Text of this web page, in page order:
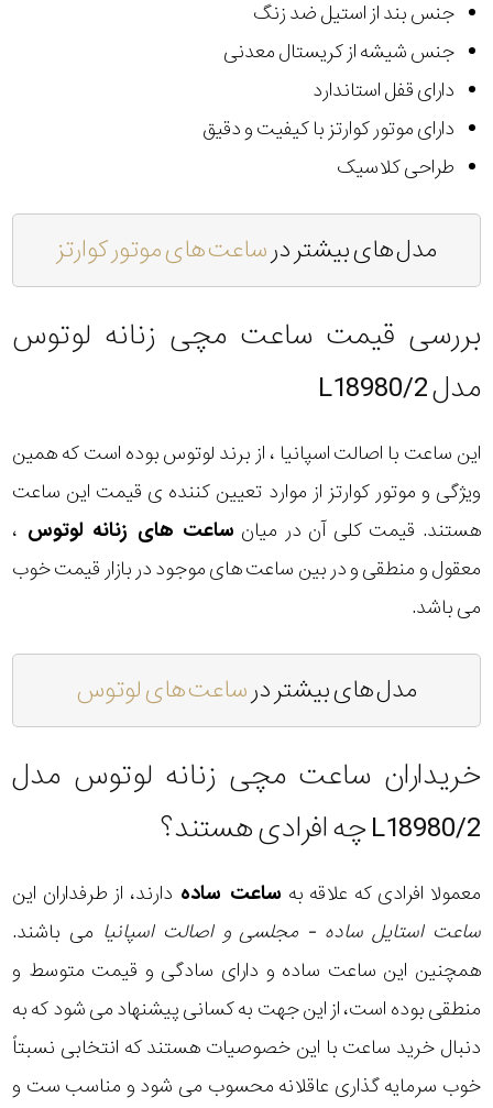
جنس بند از استیل ضد زنگ
جنس شیشه از کریستال معدنی
دارای قفل استاندارد
دارای موتور کوارتز با کیفیت و دقیق
طراحی کلاسیک
مدل های بیشتر درساعت های موتور کوارتز
بررسی قیمت ساعت مچی زنانه لوتوس
مدل L18980/2
این ساعت با اصالت اسپانیا ، از برند لوتوس بوده است که همین
ویژگی و موتور کوارتز از موارد تعیین کننده ی قیمت این ساعت
هستند. قیمت کلی آن در میان ساعت های زنانه لوتوس ،
معقول و منطقی و در بین ساعت های موجود در بازار قیمت خوب
می باشد.
مدل های بیشتر درساعت های لوتوس
خریداران ساعت مچی زنانه لوتوس مدل
L18980/2 چه افرادی هستند؟
معمولا افرادی که علاقه به ساعت ساده دارند، از طرفداران این
ساعت استایل ساده - مجلسی و اصالت اسپانیا می باشند.
همچنین این ساعت ساده و دارای سادگی و قیمت متوسط و
منطقی بوده است، از این جهت به کسانی پیشنهاد می شود که به
دنبال خرید ساعت با این خصوصیات هستند که انتخابی نسبتاً
خوب سرمایه گذاری عاقلانه محسوب می شود و مناسب ست و